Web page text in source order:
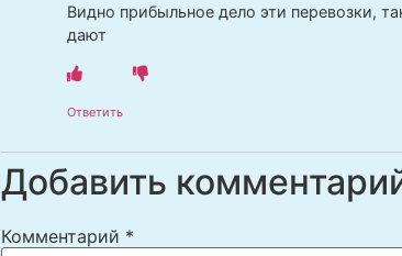
Видно прибыльное дело эти перевозки,
дают
Ответить
Добавить
Комментарий *